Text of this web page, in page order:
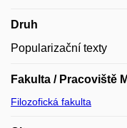
Druh
Popularizační texty
Fakulta / Pracoviště
Filozofická fakulta